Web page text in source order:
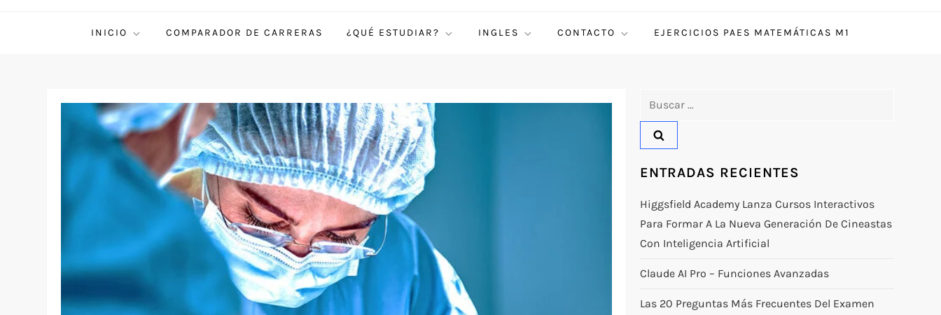
INICIO COMPARADOR DE CARRERAS ¿QUÉ ESTUDIAR? INGLES CONTACTO EJERCICIOS PAES MATEMÁTICAS M1
ENTRADAS RECIENTES
Higgsfield Academy Lanza Cursos Interactivos
Para Formar A La Nueva Generación De Cineastas
Con Inteligencia Artificial
Claude AI Pro – Funciones Avanzadas
Las 20 Preguntas Más Frecuentes Del Examen